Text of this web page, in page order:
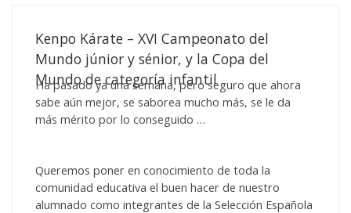
Kenpo Kárate – XVI Campeonato del
Mundo júnior y sénior, y la Copa del
Mundo de categoría infantil
Ha pasado ya una semana, pero seguro que ahora
sabe aún mejor, se saborea mucho más, se le da
más mérito por lo conseguido …
Queremos poner en conocimiento de toda la
comunidad educativa el buen hacer de nuestro
alumnado como integrantes de la Selección Española